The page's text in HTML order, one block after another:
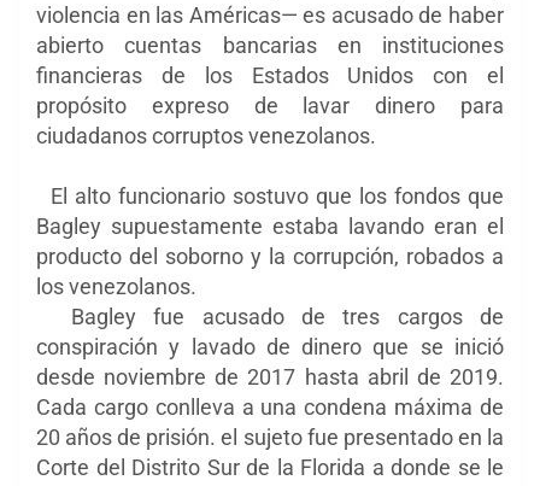
violencia en las Américas— es acusado de haber
abierto cuentas bancarias en instituciones
financieras de los Estados Unidos con el
propósito expreso de lavar dinero para
ciudadanos corruptos venezolanos.
El alto funcionario sostuvo que los fondos que
Bagley supuestamente estaba lavando eran el
producto del soborno y la corrupción, robados a
los venezolanos.
Bagley fue acusado de tres cargos de
conspiración y lavado de dinero que se inició
desde noviembre de 2017 hasta abril de 2019.
Cada cargo conlleva a una condena máxima de
20 años de prisión. el sujeto fue presentado en la
Corte del Distrito Sur de la Florida a donde se le